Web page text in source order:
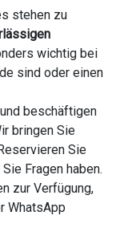
stehen zu
wichtig bei
sind oder einen
beschäftigen
bringen Sie
Sie
Fragen haben.
zur Verfügung,
WhatsApp